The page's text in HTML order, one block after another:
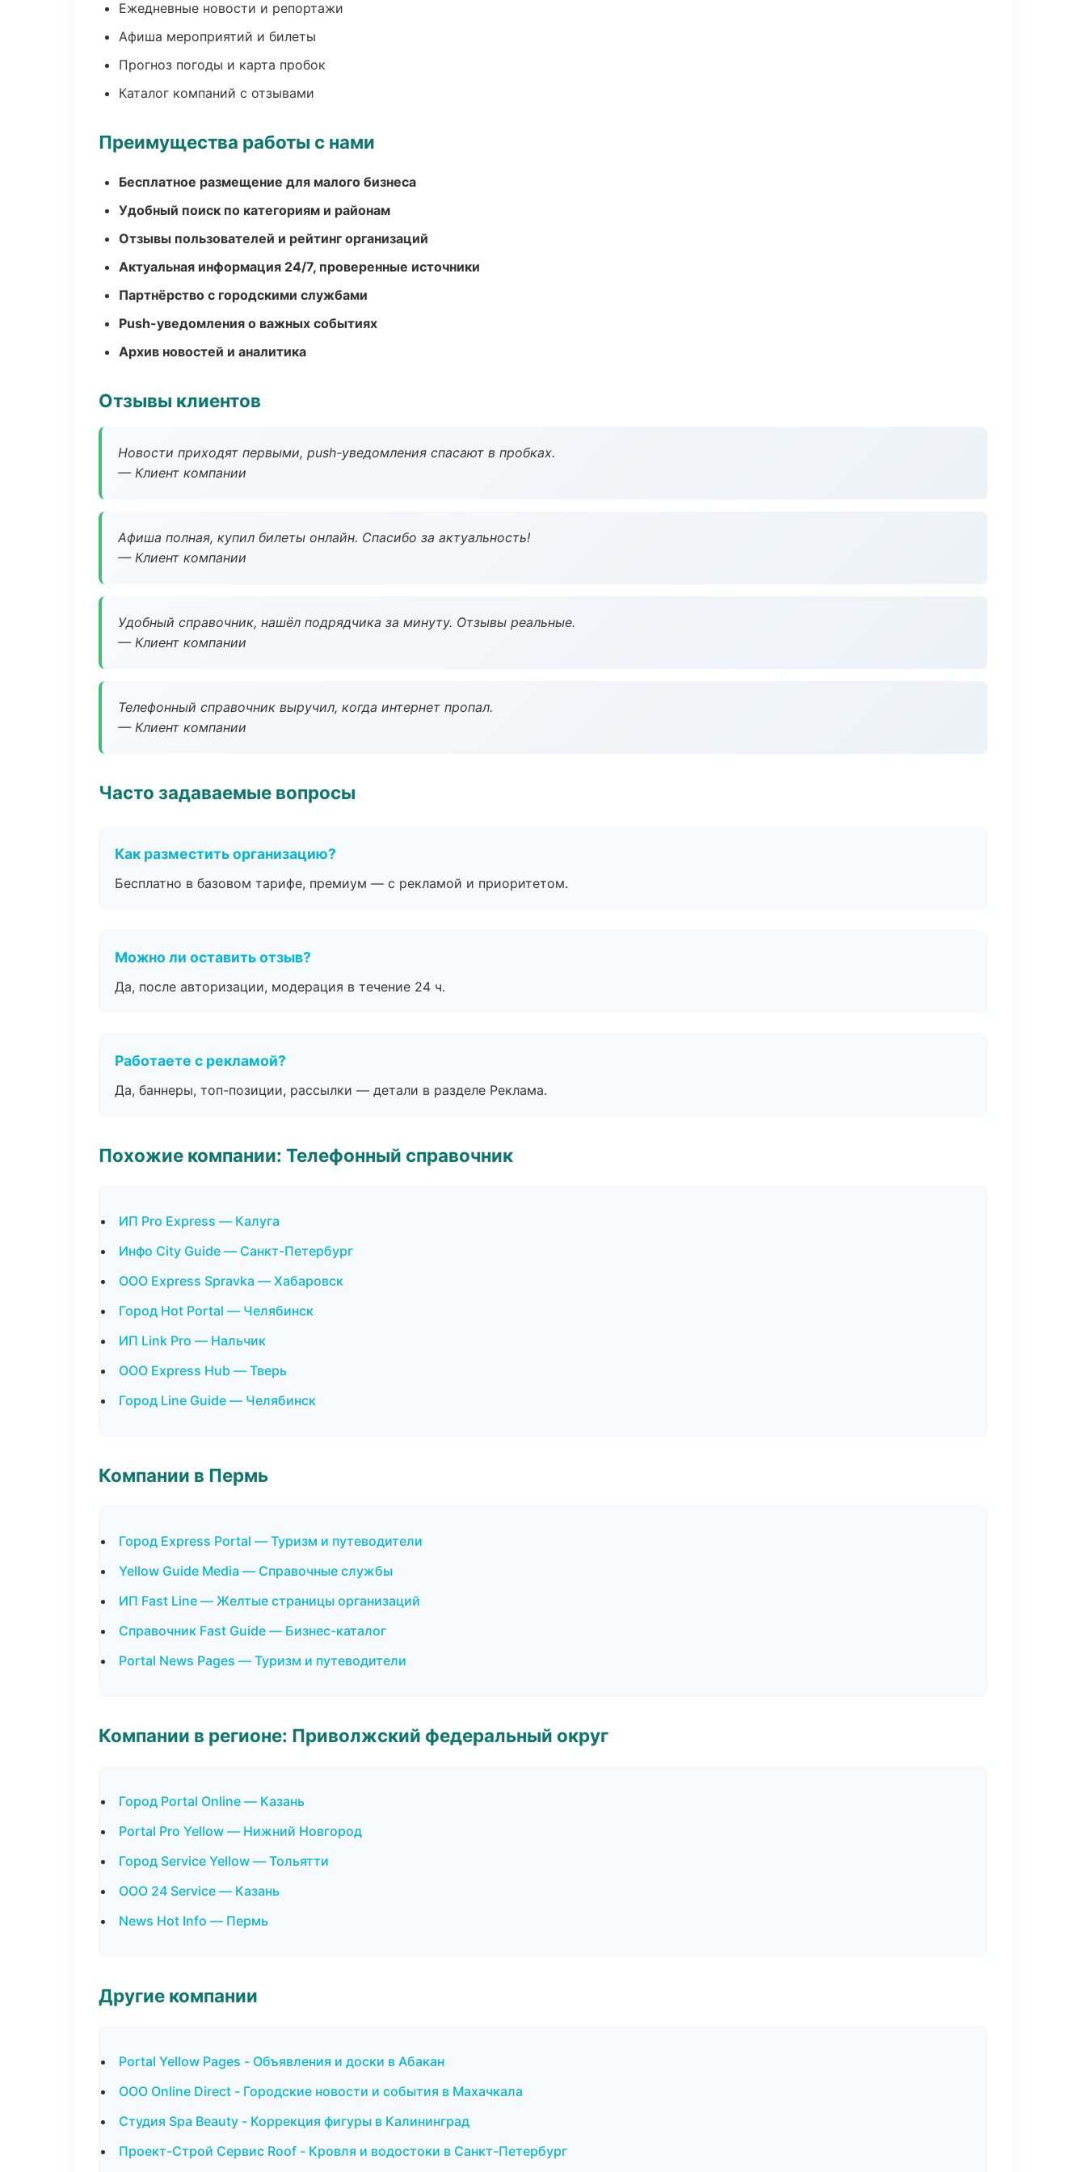
Ежедневные новости и репортажи
Афиша мероприятий и билеты
Прогноз погоды и карта пробок
Каталог компаний с отзывами
Преимущества работы с нами
Бесплатное размещение для малого бизнеса
Удобный поиск по категориям и районам
Отзывы пользователей и рейтинг организаций
Актуальная информация 24/7, проверенные источники
Партнёрство с городскими службами
Push-уведомления о важных событиях
Архив новостей и аналитика
Отзывы клиентов
Новости приходят первыми, push-уведомления спасают в пробках.
— Клиент компании
Афиша полная, купил билеты онлайн. Спасибо за актуальность!
— Клиент компании
Удобный справочник, нашёл подрядчика за минуту. Отзывы реальные.
— Клиент компании
Телефонный справочник выручил, когда интернет пропал.
— Клиент компании
Часто задаваемые вопросы
Как разместить организацию?
Бесплатно в базовом тарифе, премиум — с рекламой и приоритетом.
Можно ли оставить отзыв?
Да, после авторизации, модерация в течение 24 ч.
Работаете с рекламой?
Да, баннеры, топ-позиции, рассылки — детали в разделе Реклама.
Похожие компании: Телефонный справочник
ИП Pro Express — Калуга
Инфо City Guide — Санкт-Петербург
ООО Express Spravka — Хабаровск
Город Hot Portal — Челябинск
ИП Link Pro — Нальчик
ООО Express Hub — Тверь
Город Line Guide — Челябинск
Компании в Пермь
Город Express Portal — Туризм и путеводители
Yellow Guide Media — Справочные службы
ИП Fast Line — Желтые страницы организаций
Справочник Fast Guide — Бизнес-каталог
Portal News Pages — Туризм и путеводители
Компании в регионе: Приволжский федеральный округ
Город Portal Online — Казань
Portal Pro Yellow — Нижний Новгород
Город Service Yellow — Тольятти
ООО 24 Service — Казань
News Hot Info — Пермь
Другие компании
Portal Yellow Pages - Объявления и доски в Абакан
ООО Online Direct - Городские новости и события в Махачкала
Студия Spa Beauty - Коррекция фигуры в Калининград
Проект-Строй Сервис Roof - Кровля и водостоки в Санкт-Петербург